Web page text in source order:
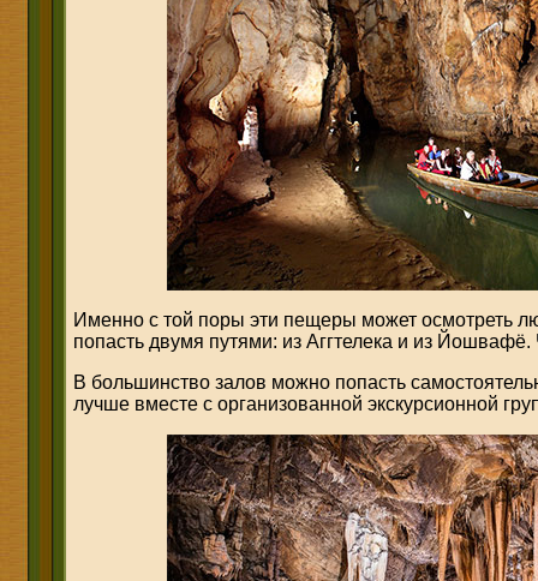
Именно с той поры эти пещеры может
попасть двумя путями: из Аггтелека и из
В большинство залов можно попасть
лучше вместе с организованной экскурсионной